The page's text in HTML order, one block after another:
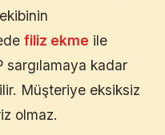
filiz ekme ile
sargılamaya kadar
Müşteriye eksiksiz
olmaz.